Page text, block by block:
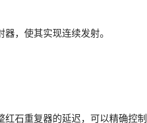
，使其实现连续发射。
石重复器的延迟，可以精确控